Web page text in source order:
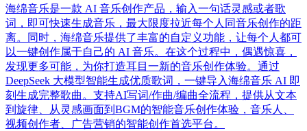
海绵音乐是一款 AI 音乐创作产品，输入一句话灵感或者歌
词，即可快速生成音乐，最大限度拉近每个人同音乐创作的距
离。同时，海绵音乐提供了丰富的自定义功能，让每个人都可
以一键创作属于自己的 AI 音乐。在这个过程中，偶遇惊喜，
发现更多可能，为你打造耳目一新的音乐创作体验。通过
DeepSeek 大模型智能生成优质歌词，一键导入海绵音乐 AI 即
刻生成完整歌曲。支持AI写词/作曲/编曲全流程，提供从文本
到旋律、从灵感画面到BGM的智能音乐创作体验，音乐人、
视频创作者、广告营销的智能创作首选平台。